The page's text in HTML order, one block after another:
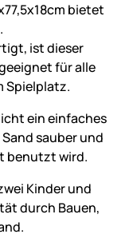
bietet
ist dieser
für alle
Spielplatz.
ein einfaches
sauber und
benutzt wird.
Kinder und
durch Bauen,